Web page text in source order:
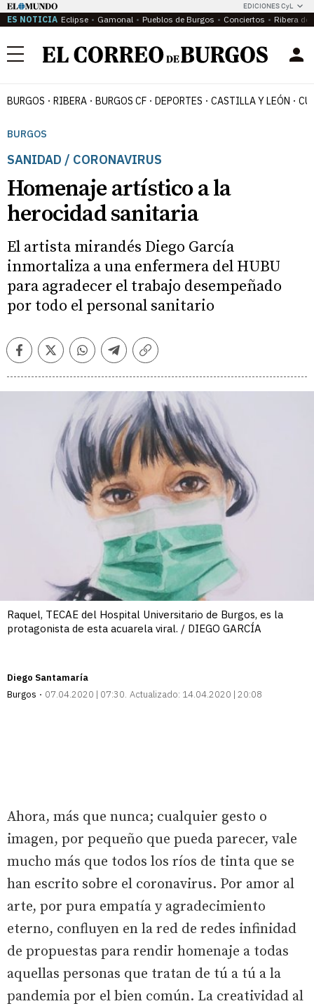
EDICIONES CyL
ES NOTICIA Eclipse Gamonal Pueblos de Burgos Conciertos Ribera del
Menú
BURGOS RIBERA BURGOS CF DEPORTES CASTILLA Y LEÓN
BURGOS
SANIDAD / CORONAVIRUS
Homenaje artístico a la
herocidad sanitaria
El artista mirandés Diego García
inmortaliza a una enfermera del HUBU
para agradecer el trabajo desempeñado
por todo el personal sanitario
FacebookTwitterWhatsappTelegramCopiar
Raquel, TECAE del Hospital Universitario de Burgos, es la
protagonista de esta acuarela viral. / DIEGO GARCÍA
Diego Santamaría
Burgos
07.04.2020 | 07:30 Actualizado: 14.04.2020 | 20:08
Ahora, más que nunca; cualquier gesto o
imagen, por pequeño que pueda parecer, vale
mucho más que todos los ríos de tinta que se
han escrito sobre el coronavirus. Por amor al
arte, por pura empatía y agradecimiento
eterno, confluyen en la red de redes infinidad
de propuestas para rendir homenaje a todas
aquellas personas que tratan de tú a tú a la
pandemia por el bien común. La creatividad al